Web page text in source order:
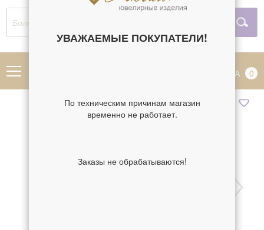
КОРЗИНА 0
УВАЖАЕМЫЕ ПОКУПАТЕЛИ!
По техническим причинам магазин
временно не работает.
Заказы не обрабатываются!